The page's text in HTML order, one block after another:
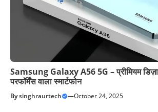
Samsung Galaxy A56 5G – प्रीमियम
परफॉर्मेंस वाला स्मार्टफोन
Bysinghraurtech —October 24, 2025